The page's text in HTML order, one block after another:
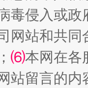
毒侵入或
网站和共
⑹本网在各
站留言的内